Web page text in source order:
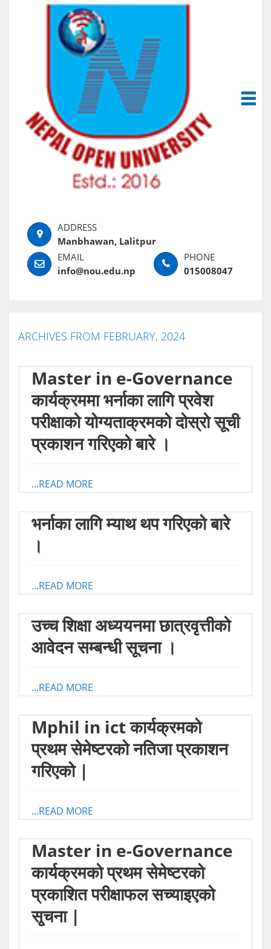
Manbhawan, Lalitpur
info@nou.edu.np 015008047
ARCHIVES FROM FEBRUARY, 2024
Master in e-Governance
कार्यक्रममा भर्नाका लागि प्रवेश
परीक्षाको योग्यताक्रमको दोस्रो सूची
प्रकाशन गरिएको बारे ।
...READ MORE
भर्नाका लागि म्याथ थप गरिएको बारे
।
...READ MORE
उच्च शिक्षा अध्ययनमा छात्रवृत्तीको
आवेदन सम्बन्धी सूचना ।
...READ MORE
Mphil in ict कार्यक्रमको
प्रथम सेमेष्टरको नतिजा प्रकाशन
गरिएको |
...READ MORE
Master in e-Governance
कार्यक्रमको प्रथम सेमेष्टरको
प्रकाशित परीक्षाफल सच्याइएको
सृ्चना |